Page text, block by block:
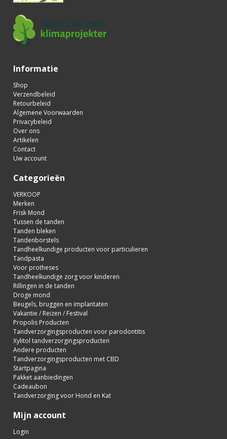
Informatie
Shop
Verzendbeleid
Retourbeleid
Algemene Voorwaarden
Privacybeleid
Over ons
Artikelen
Contact
Uw account
Categorieën
VERKOOP
Merken
Frisk Mond
Tussen de tanden
Tanden bleken
Tandenborstels
Tandheelkundige producten voor particulieren
Tandpasta
Voor protheses
Tandheelkundige zorg voor kinderen
Rillingen in de tanden
Droge mond
Beugels, bruggen en implantaten
Vakantie / Reizen / Festival
Propolis Producten
Tandverzorgingsproducten voor parodontitis
Xylitol tandverzorgingsproducten
Andere producten
Tandverzorgingsproducten met CBD
Startpagina
Pakket aanbiedingen
Cadeaubon
Tandverzorging voor Hond en Kat
Mijn account
Login